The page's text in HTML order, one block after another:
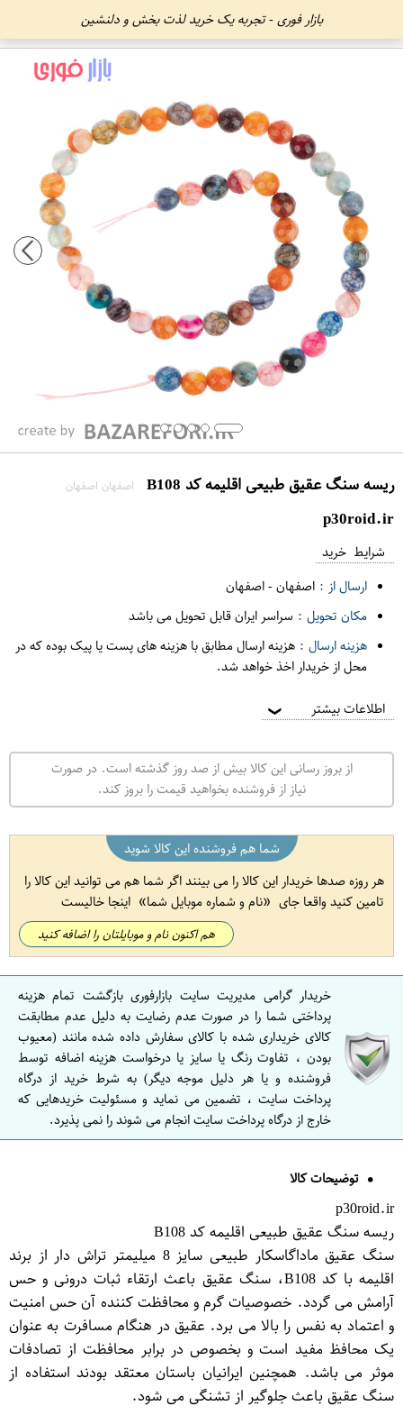
بازار فوری - تجربه یک خرید لذت بخش و دلنشین
ریسه سنگ عقیق طبیعی اقلیمه کد B108 اصفهان اصفهان
p30roid.ir
شرایط خرید
ارسال از : اصفهان-اصفهان
مکان تحویل : سراسر ایران قابل تحویل می باشد
هزینه ارسال : هزینه ارسال مطابق با هزینه های پست یا پیک بوده که در
محل از خریدار اخذ خواهد شد.
اطلاعات بیشتر ❯
از بروز رسانی این کالا بیش از صد روز گذشته است. در صورت
نیاز از فروشنده بخواهید قیمت را بروز کند.
شما هم فروشنده این کالا شوید
هر روزه صدها خریدار این کالا را می بینند اگر شما هم می توانید این کالا را
تامین کنید واقعا جای
نام و شماره موبایل شما اینجا خالیست
هم اکنون نام و موبایلتان را اضافه کنید
خریدار گرامی مدیریت سایت بازارفوری بازگشت تمام هزینه
پرداختی شما را در صورت عدم رضایت به دلیل عدم مطابقت
کالای خریداری شده با کالای سفارش داده شده مانند (معیوب
بودن ، تفاوت رنگ یا سایز یا درخواست هزینه اضافه توسط
فروشنده و یا هر دلیل موجه دیگر) به شرط خرید از درگاه
پرداخت سایت ، تضمین می نماید و مسئولیت خریدهایی که
خارج از درگاه پرداخت سایت انجام می شوند را نمی پذیرد.
توضیحات کالا
p30roid.ir
ریسه سنگ عقیق طبیعی اقلیمه کد B108
سنگ عقیق ماداگاسکار طبیعی سایز 8 میلیمتر تراش دار از برند
اقلیمه با کد B108، سنگ عقیق باعث ارتقاء ثبات درونی و حس
آرامش می گردد. خصوصیات گرم و محافظت کننده آن حس امنیت
و اعتماد به نفس را بالا می برد. عقیق در هنگام مسافرت به عنوان
یک محافظ مفید است و بخصوص در برابر محافظت از تصادفات
موثر می باشد. همچنین ایرانیان باستان معتقد بودند استفاده از
سنگ عقیق باعث جلوگیر از تشنگی می شود.